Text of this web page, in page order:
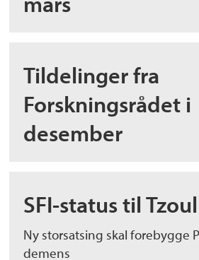
Tildelinger fra
Forskningsrådet i
desember
SFI-status til
Ny storsatsing skal forebygge
demens